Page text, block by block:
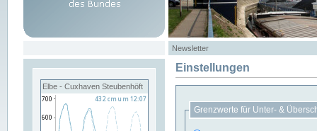
Newsletter
Elbe - Cuxhaven Steubenhöft
Einstellungen
Grenzwerte für Unter- &